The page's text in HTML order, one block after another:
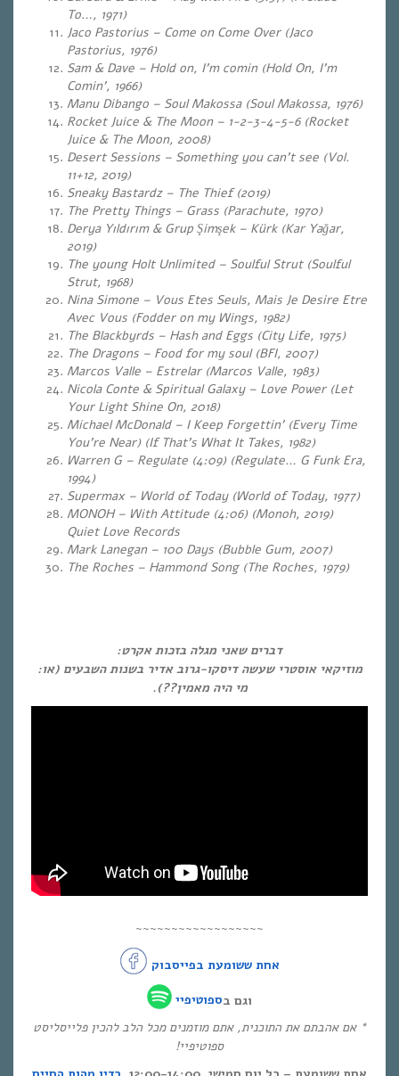
To…, 1971)
Jaco Pastorius – Come on Come Over (Jaco
Pastorius, 1976)
Sam & Dave – Hold on, I’m comin (Hold On, I’m
Comin’, 1966)
Manu Dibango – Soul Makossa (Soul Makossa, 1976)
Rocket Juice & The Moon – 1-2-3-4-5-6 (Rocket
Juice & The Moon, 2008)
Desert Sessions – Something you can’t see (Vol.
11+12, 2019)
Sneaky Bastardz – The Thief (2019)
The Pretty Things – Grass (Parachute, 1970)
Derya Yıldırım & Grup Şimşek – Kürk (Kar Yağar,
2019)
The young Holt Unlimited – Soulful Strut (Soulful
Strut, 1968)
Nina Simone – Vous Etes Seuls, Mais Je Desire Etre
Avec Vous (Fodder on my Wings, 1982)
The Blackbyrds – Hash and Eggs (City Life, 1975)
The Dragons – Food for my soul (BFI, 2007)
Marcos Valle – Estrelar (Marcos Valle, 1983)
Nicola Conte & Spiritual Galaxy – Love Power (Let
Your Light Shine On, 2018)
Michael McDonald – I Keep Forgettin’ (Every Time
You’re Near) (If That’s What It Takes, 1982)
Warren G – Regulate (4:09) (Regulate… G Funk Era,
1994)
Supermax – World of Today (World of Today, 1977)
MONOH – With Attitude (4:06) (Monoh, 2019)
Quiet Love Records
Mark Lanegan – 100 Days (Bubble Gum, 2007)
The Roches – Hammond Song (The Roches, 1979)
דברים שאני מגלה בזכות אקרט:
מוזיקאי אוסטרי שעשה דיסקו-גרוב אדיר בשנות השבעים (או:
מי היה מאמין??).
~~~~~~~~~~~~~~~~~~
אחת ששומעת בפייסבוק
וגם בספוטיפיי
* אם אהבתם את התוכנית, אתם מוזמנים מכל הלב להכין פלייסליסט
ספוטיפיי!